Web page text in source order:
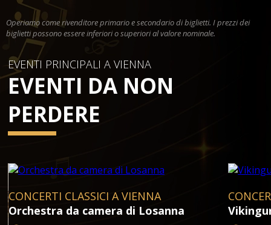
Operiamo come rivenditore primario e secondario di biglietti. I prezzi dei
biglietti possono essere inferiori o superiori al valore nominale.
EVENTI PRINCIPALI A VIENNA
EVENTI DA NON
PERDERE
CONCERTI CLASSICI A VIENNA
Orchestra da camera di Losanna